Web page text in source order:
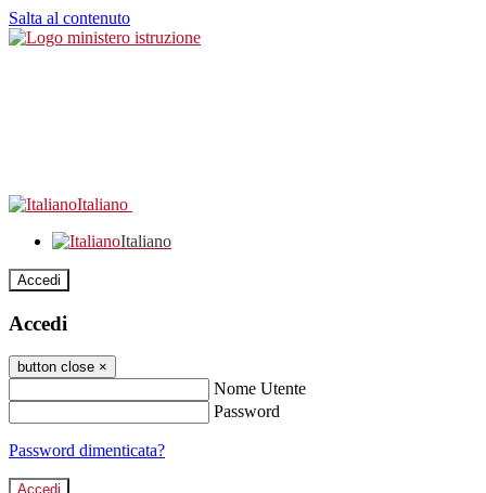
Salta al contenuto
Italiano
Italiano
Accedi
Accedi
button close ×
Nome Utente
Password
Password dimenticata?